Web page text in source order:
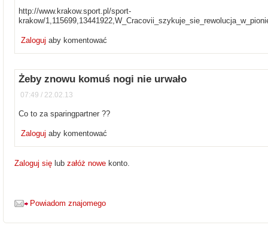
http://www.krakow.sport.pl/sport-
krakow/
Zalogujaby komentować
Żeby znowu komuś nogi nie urwało
07:49 / 22.02.13
Co to za sparingpartner ??
Zalogujaby komentować
Zaloguj się lub załóż nowe konto.
Powiadom znajomego